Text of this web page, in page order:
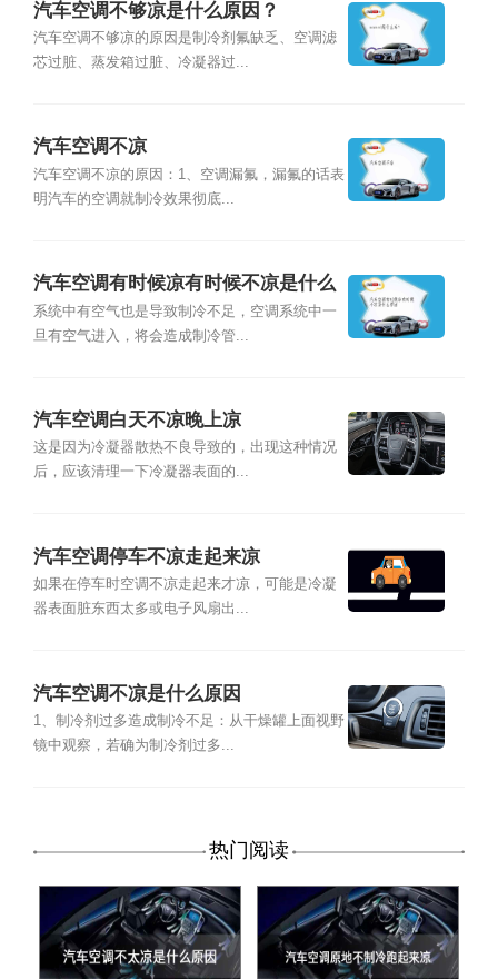
汽车空调不够凉是什么原因？
汽车空调不够凉的原因是制冷剂氟缺乏、空调滤
芯过脏、蒸发箱过脏、冷凝器过...
汽车空调不凉
汽车空调不凉的原因：1、空调漏氟，漏氟的话表
明汽车的空调就制冷效果彻底...
汽车空调有时候凉有时候不凉是什么
原因
系统中有空气也是导致制冷不足，空调系统中一
旦有空气进入，将会造成制冷管...
汽车空调白天不凉晚上凉
这是因为冷凝器散热不良导致的，出现这种情况
后，应该清理一下冷凝器表面的...
汽车空调停车不凉走起来凉
如果在停车时空调不凉走起来才凉，可能是冷凝
器表面脏东西太多或电子风扇出...
汽车空调不凉是什么原因
1、制冷剂过多造成制冷不足：从干燥罐上面视野
镜中观察，若确为制冷剂过多...
热门阅读